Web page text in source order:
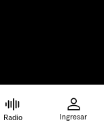
Radio Ingresar